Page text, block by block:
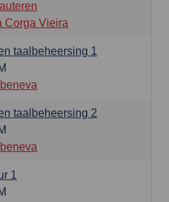
Corga Vieira
taalbeheersing 1
taalbeheersing 2
1